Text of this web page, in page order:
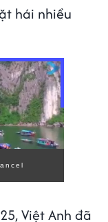
hái nhiều
Việt Anh đã